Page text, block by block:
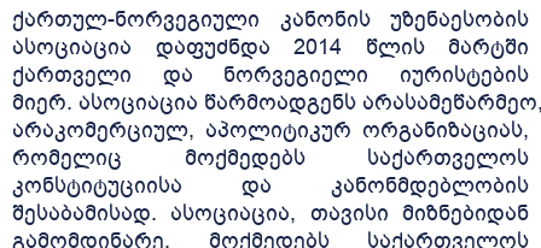
ᲒᲐᲚᲔᲠᲔᲐ
ᲞᲐᲠᲢᲜᲘᲝᲠᲔᲑᲘ
ქართულ-ნორვეგიული კანონის უზენაესობის
ასოციაცია დაფუძნდა 2014 წლის მარტში
ქართველი და ნორვეგიელი იურისტების
მიერ. ასოციაცია წარმოადგენს
არაკომერციულ, აპოლიტიკურ ორგანიზაციას,
რომელიც მოქმედებს საქართველოს
კონსტიტუციისა და კანონმდებლობის
შესაბამისად. ასოციაცია, თავისი მიზნებიდან
გამომდინარე, მოქმედებს საქართველოს